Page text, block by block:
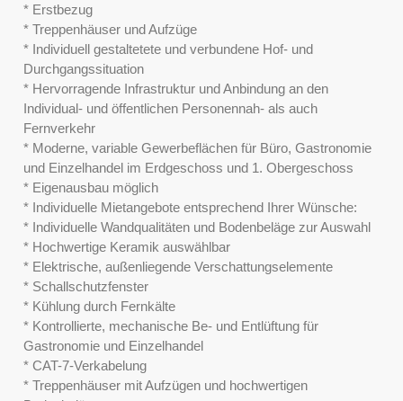
* Erstbezug
* Treppenhäuser und Aufzüge
* Individuell gestaltetete und verbundene Hof- und
Durchgangssituation
* Hervorragende Infrastruktur und Anbindung an den
Individual- und öffentlichen Personennah- als auch
Fernverkehr
* Moderne, variable Gewerbeflächen für Büro, Gastronomie
und Einzelhandel im Erdgeschoss und 1. Obergeschoss
* Eigenausbau möglich
* Individuelle Mietangebote entsprechend Ihrer Wünsche:
* Individuelle Wandqualitäten und Bodenbeläge zur Auswahl
* Hochwertige Keramik auswählbar
* Elektrische, außenliegende Verschattungselemente
* Schallschutzfenster
* Kühlung durch Fernkälte
* Kontrollierte, mechanische Be- und Entlüftung für
Gastronomie und Einzelhandel
* CAT-7-Verkabelung
* Treppenhäuser mit Aufzügen und hochwertigen